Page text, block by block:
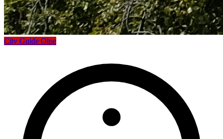
City Guide Olpe